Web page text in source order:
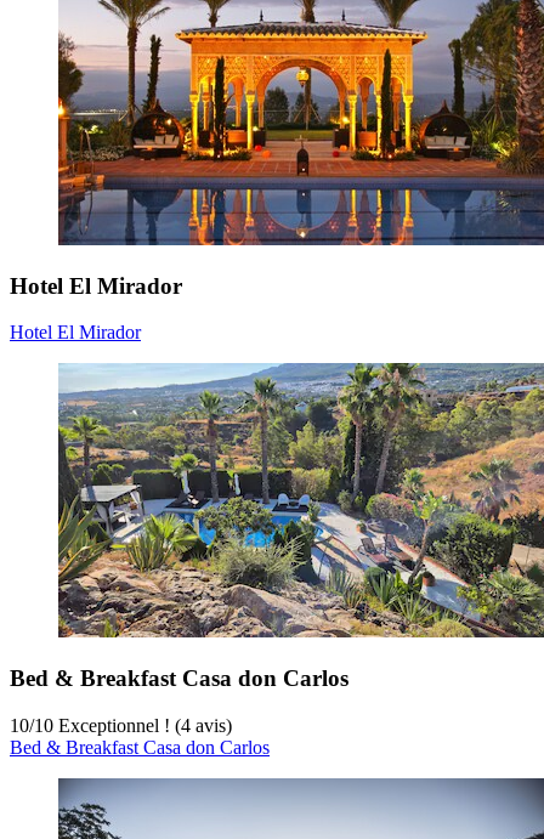
Hotel El Mirador
Hotel El Mirador
Bed & Breakfast Casa don Carlos
10/10 Exceptionnel ! (4 avis)
Bed & Breakfast Casa don Carlos